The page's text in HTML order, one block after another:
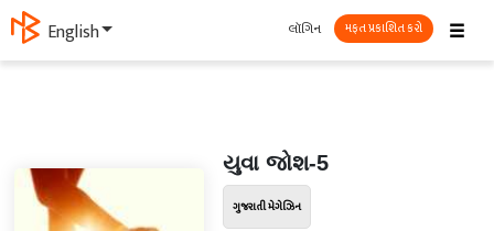
ગુજરાતી ☰
લૉગિન મફત પ્રકાશિત કરો
યુવા જોશ-5
ગુજરાતી મેગેઝિન